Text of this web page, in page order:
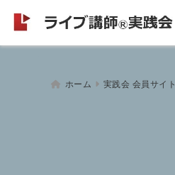
ホーム 実践会 会員サイト